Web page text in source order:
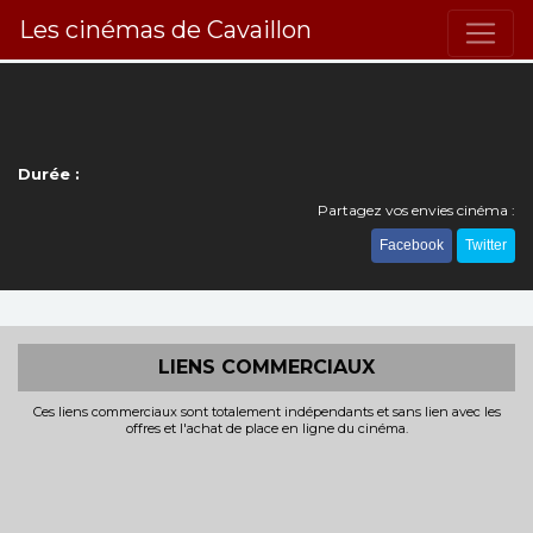
Les cinémas de Cavaillon
Durée :
Partagez vos envies cinéma :
Facebook Twitter
LIENS COMMERCIAUX
Ces liens commerciaux sont totalement indépendants et sans lien avec les
offres et l'achat de place en ligne du cinéma.